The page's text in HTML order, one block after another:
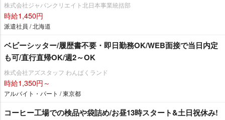
株式会社ジャパンクリエイト北日本事業統括部
時給1,450円
派遣社員 / 北海道
ベビーシッター/履歴書不要・即日勤務OK/WEB面接で当日内定
も可/直行直帰OK/週2～OK
株式会社アズスタッフ わんぱくランド
時給1,350円～
アルバイト・パート / 東京都
コーヒー工場での検品や袋詰め/お昼13時スタート&土日祝休み!